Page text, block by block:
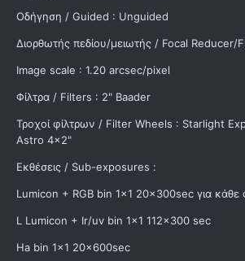
Οδήγηση / Guided : Unguided
Διορθωτής πεδίου/μειωτής / Focal Reducer/
Image scale : 1.20 arcsec/pixel
Φίλτρα / Filters : 2" Baader
Τροχοί φίλτρων / Filter Wheels : Starlight
Astro 4x2"
Εκθέσεις / Sub-exposures :
Lumicon + RGB bin 1x1 20x300sec για κάθε
L Lumicon + Ir/uv bin 1x1 112x300 sec
Ηa bin 1x1 20x600sec